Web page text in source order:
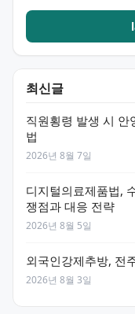
최신글
직원횡령 발생 시
법
2026년 8월 7일
디지털의료제품법,
쟁점과 대응 전략
2026년 8월 5일
외국인강제추방, 전
2026년 8월 3일